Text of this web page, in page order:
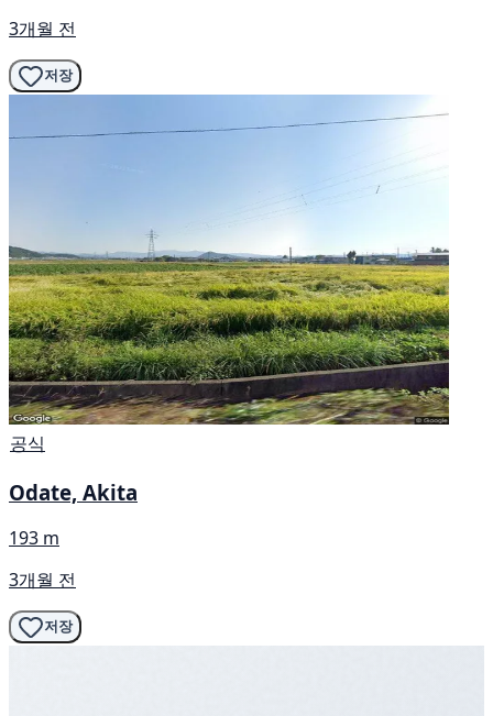
3개월 전
저장
공식
Odate, Akita
193 m
3개월 전
저장